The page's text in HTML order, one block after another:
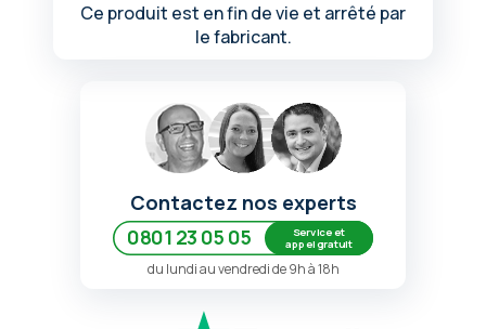
Ce produit est en fin de vie et arrêté par
le fabricant.
Contactez nos experts
0801 23 05 05
Service et
appel gratuit
du lundi au vendredi de 9h à 18h